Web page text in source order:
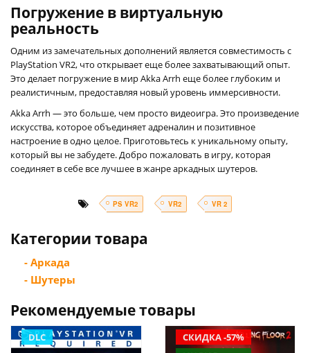
Погружение в виртуальную
реальность
Одним из замечательных дополнений является совместимость с
PlayStation VR2, что открывает еще более захватывающий опыт.
Это делает погружение в мир Akka Arrh еще более глубоким и
реалистичным, предоставляя новый уровень иммерсивности.
Akka Arrh — это больше, чем просто видеоигра. Это произведение
искусства, которое объединяет адреналин и позитивное
настроение в одно целое. Приготовьтесь к уникальному опыту,
который вы не забудете. Добро пожаловать в игру, которая
соединяет в себе все лучшее в жанре аркадных шутеров.
PS VR2 VR2 VR 2
Категории товара
- Аркада
- Шутеры
Рекомендуемые товары
DLC
СКИДКА -57%